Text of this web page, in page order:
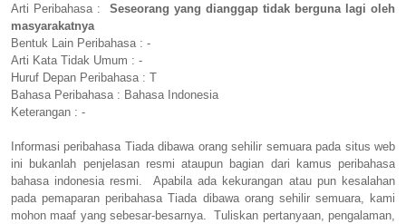
Arti Peribahasa : Seseorang yang dianggap tidak berguna lagi oleh
masyarakatnya
Bentuk Lain Peribahasa : -
Arti Kata Tidak Umum : -
Huruf Depan Peribahasa : T
Bahasa Peribahasa : Bahasa Indonesia
Keterangan : -
Informasi peribahasa Tiada dibawa orang sehilir semuara pada situs web
ini bukanlah penjelasan resmi ataupun bagian dari kamus peribahasa
bahasa indonesia resmi. Apabila ada kekurangan atau pun kesalahan
pada pemaparan peribahasa Tiada dibawa orang sehilir semuara, kami
mohon maaf yang sebesar-besarnya. Tuliskan pertanyaan, pengalaman,